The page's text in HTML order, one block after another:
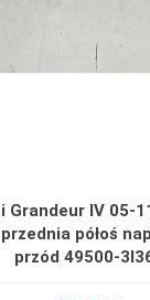
Grandeur IV 05-
półoś
przód 49500-